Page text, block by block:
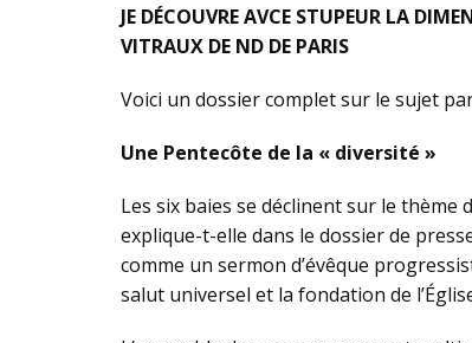
JE DÉCOUVRE AVCE STUPEUR LA
VITRAUX DE ND DE PARIS
Voici un dossier complet sur le sujet
Une Pentecôte de la « diversité »
Les six baies se déclinent sur le
explique-t-elle dans le dossier de
comme un sermon d’évêque
salut universel et la fondation de